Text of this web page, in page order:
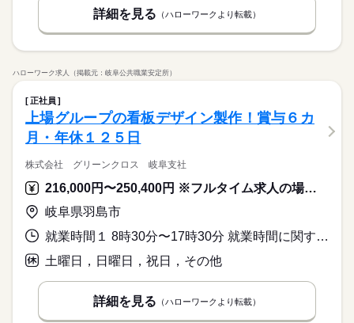
詳細を見る （ハローワークより転載）
ハローワーク求人（掲載元：岐阜公共職業安定所）
正社員
上場グループの看板デザイン製作！賞与６カ
月・年休１２５日
株式会社 グリーンクロス 岐阜支社
216,000円〜250,400円 ※フルタイム求人の場合は月額（換算額）、パート求人の場合は時間額を表示しています。
岐阜県羽島市
就業時間１ 8時30分〜17時30分 就業時間に関する特記事項 【休憩時間】
土曜日，日曜日，祝日，その他
詳細を見る （ハローワークより転載）